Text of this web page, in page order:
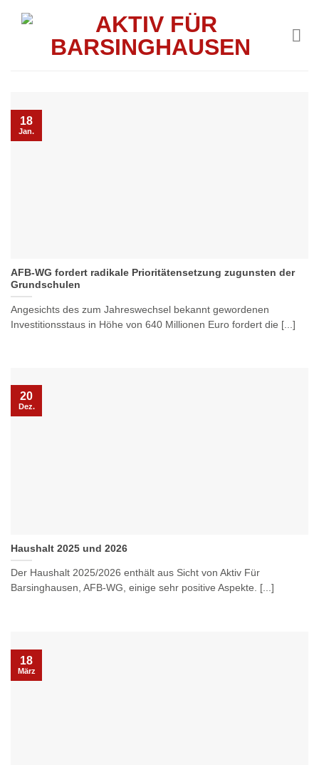
AFB-WG fordert radikale Prioritätensetzung zugunsten der
Grundschulen
Angesichts des zum Jahreswechsel bekannt gewordenen
Investitionsstaus in Höhe von 640 Millionen Euro fordert die [...]
18
Jan.
Haushalt 2025 und 2026
Der Haushalt 2025/2026 enthält aus Sicht von Aktiv Für
Barsinghausen, AFB-WG, einige sehr positive Aspekte. [...]
20
Dez.
18
März